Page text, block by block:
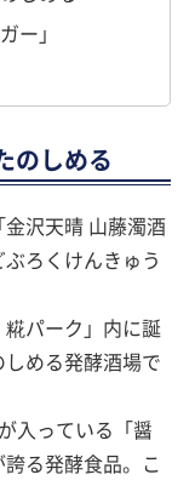
ー」
のしめる
沢天晴 山藤濁酒
ろくけんきゅう
パーク」内に誕
める発酵酒場で
入っている「醤
る発酵食品。こ